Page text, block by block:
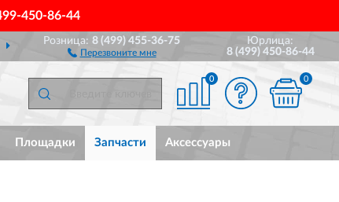
450-86-44
ПО ВСЕЙ РОССИИ
Розница:8 (499) 455-36-75
Перезвоните мне
Юрлица:
8 (499) 450-86-44
0 0
Площадки Запчасти Аксессуары